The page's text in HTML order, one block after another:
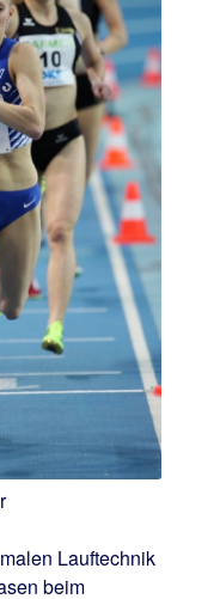
Lauftechnik
beim